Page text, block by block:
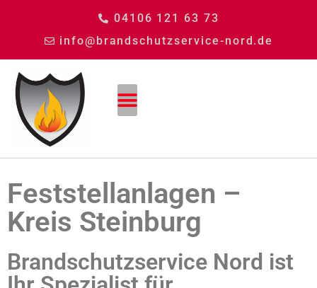
04106 121 63 73
info@brandschutzservice-nord.de
Feststellanlagen –
Kreis Steinburg
Brandschutzservice Nord ist